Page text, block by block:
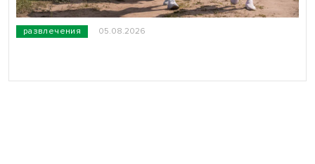
развлечения 05.08.2026